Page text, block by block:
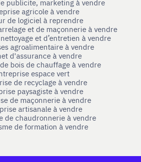
publicite, marketing à vendre
agricole à vendre
de logiciel à reprendre
et de maçonnerie à vendre
et d’entretien à vendre
agroalimentaire à vendre
d'assurance à vendre
bois de chauffage à vendre
espace vert
de recyclage à vendre
paysagiste à vendre
de maçonnerie à vendre
artisanale à vendre
de chaudronnerie à vendre
de formation à vendre